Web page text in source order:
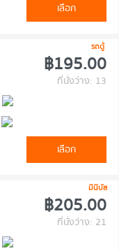
เลือก
รถตู้
฿195.00
ที่นั่งว่าง: 13
เลือก
มินิบัส
฿205.00
ที่นั่งว่าง: 21